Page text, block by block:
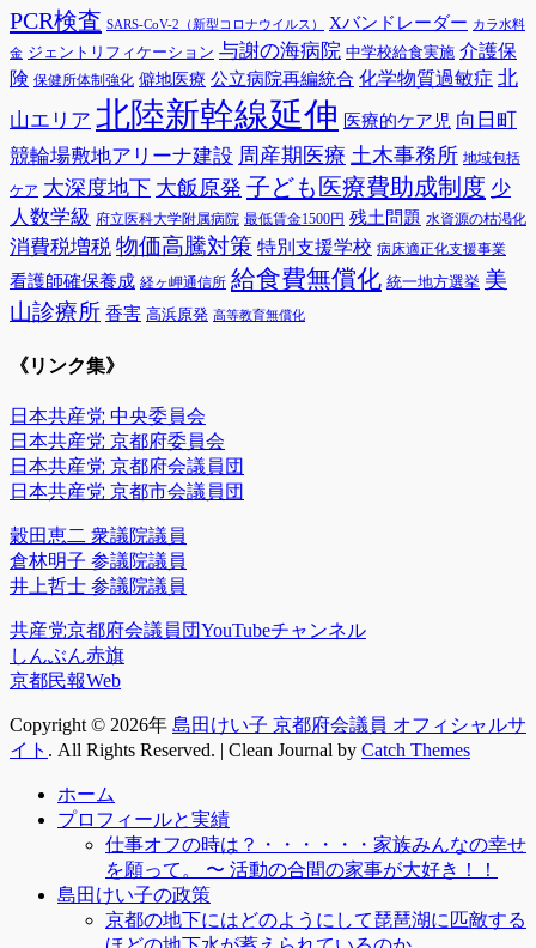
PCR検査 SARS-CoV-2（新型コロナウイルス） Xバンドレーダー カラ水料
金 ジェントリフィケーション 与謝の海病院 中学校給食実施 介護保
険 保健所体制強化 僻地医療 公立病院再編統合 化学物質過敏症 北
山エリア 北陸新幹線延伸 医療的ケア児 向日町
競輪場敷地アリーナ建設 周産期医療 土木事務所 地域包括
ケア 大深度地下 大飯原発 子ども医療費助成制度 少
人数学級 府立医科大学附属病院 最低賃金1500円 残土問題 水資源の枯渇化
消費税増税 物価高騰対策 特別支援学校 病床適正化支援事業
看護師確保養成 経ヶ岬通信所 給食費無償化 統一地方選挙 美
山診療所 香害 高浜原発 高等教育無償化
《リンク集》
日本共産党 中央委員会
日本共産党 京都府委員会
日本共産党 京都府会議員団
日本共産党 京都市会議員団
穀田恵二 衆議院議員
倉林明子 参議院議員
井上哲士 参議院議員
共産党京都府会議員団YouTubeチャンネル
しんぶん赤旗
京都民報Web
Copyright © 2026年 島田けい子 京都府会議員 オフィシャルサ
イト . All Rights Reserved. | Clean Journal by Catch Themes
ホーム
プロフィールと実績
仕事オフの時は？・・・・・・家族みんなの幸せ
を願って。 〜 活動の合間の家事が大好き！！
島田けい子の政策
京都の地下にはどのようにして琵琶湖に匹敵する